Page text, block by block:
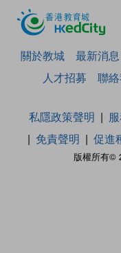
關於教城 最新消息
人才招募
聯
版權所有©
私隱政策聲明
免責聲明
促進